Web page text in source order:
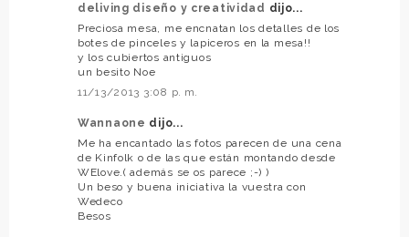
deliving diseño y creatividad dijo...
Preciosa mesa, me encnatan los detalles de los
botes de pinceles y lapiceros en la mesa!!
y los cubiertos antiguos
un besito Noe
11/13/2013 3:08 p. m.
Wannaone dijo...
Me ha encantado las fotos parecen de una cena
de Kinfolk o de las que están montando desde
WElove.( además se os parece ;-) )
Un beso y buena iniciativa la vuestra con
Wedeco
Besos